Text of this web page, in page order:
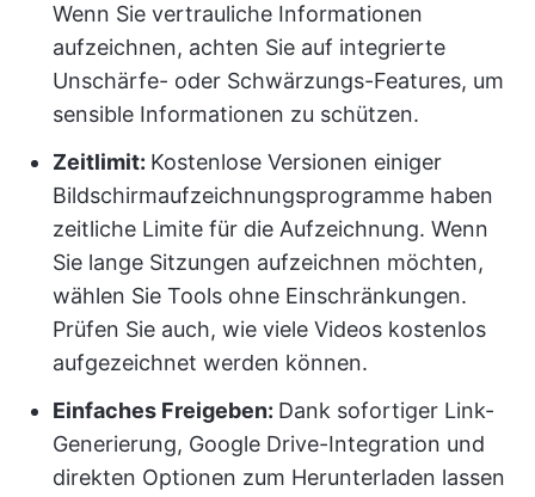
Wenn Sie vertrauliche Informationen
aufzeichnen, achten Sie auf integrierte
Unschärfe- oder Schwärzungs-Features, um
sensible Informationen zu schützen.
Zeitlimit: Kostenlose Versionen einiger
Bildschirmaufzeichnungsprogramme haben
zeitliche Limite für die Aufzeichnung. Wenn
Sie lange Sitzungen aufzeichnen möchten,
wählen Sie Tools ohne Einschränkungen.
Prüfen Sie auch, wie viele Videos kostenlos
aufgezeichnet werden können.
Einfaches Freigeben: Dank sofortiger Link-
Generierung, Google Drive-Integration und
direkten Optionen zum Herunterladen lassen